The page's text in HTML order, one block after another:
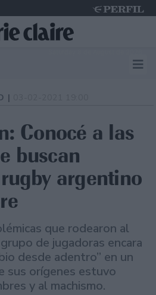
|
Conocé a las
buscan
argentino
que rodearon al
de jugadoras encara
desde adentro” en un
sus orígenes estuvo
y al machismo.